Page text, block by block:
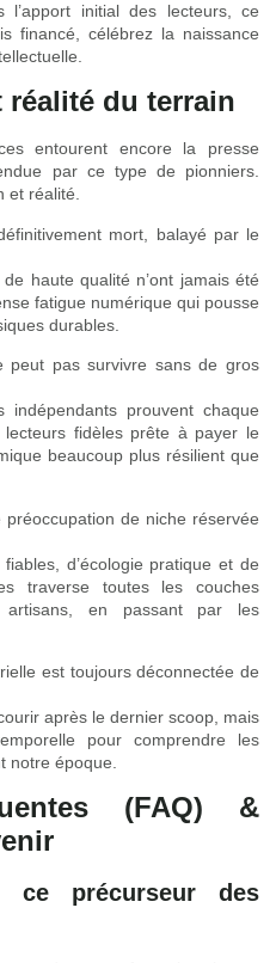
l’apport initial des lecteurs, ce
financé, célébrez la naissance
réalité du terrain
entourent encore la presse
par ce type de pionniers.
et réalité.
mort, balayé par le
haute qualité n’ont jamais été
fatigue numérique qui pousse
durables.
peut pas survivre sans de gros
indépendants prouvent chaque
lecteurs fidèles prête à payer le
beaucoup plus résilient que
de niche réservée
fiables, d’écologie pratique et de
traverse toutes les couches
artisans, en passant par les
est toujours déconnectée de
après le dernier scoop, mais
pour comprendre les
notre époque.
(FAQ) &
ce précurseur des